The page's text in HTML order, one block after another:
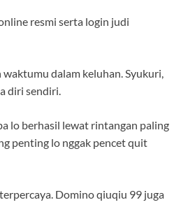
resmi serta login judi
dalam keluhan. Syukuri,
diri sendiri.
lo berhasil lewat rintangan paling
penting lo nggak pencet quit
Domino qiuqiu 99 juga